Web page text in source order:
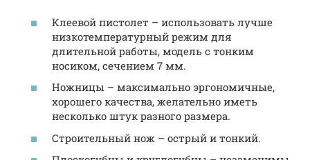
Клеевой пистолет – использовать лучше
низкотемпературный режим для
длительной работы, модель с тонким
носиком, сечением 7 мм.
Ножницы – максимально эргономичные,
хорошего качества, желательно иметь
несколько штук разного размера.
Строительный нож – острый и тонкий.